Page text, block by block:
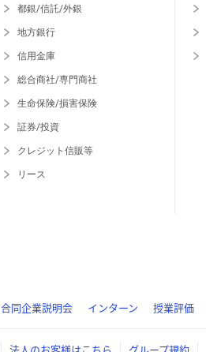
都銀/信託/外銀
地方銀行
信用金庫
総合商社/専門商社
生命保険/損害保険
証券/投資
クレジット信販等
リース
合同企業説明会 インターン 授業評価